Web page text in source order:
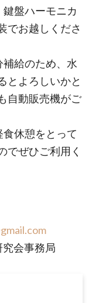
盤ハーモニカ
でお越しくださ
給のため、水
とよろしいかと
自動販売機がご
休憩をとって
でぜひご利用く
会事務局